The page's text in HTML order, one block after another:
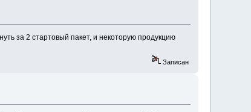
за 2 стартовый пакет, и некоторую продукцию
Записан